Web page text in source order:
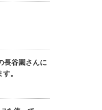
長谷園さんに
。